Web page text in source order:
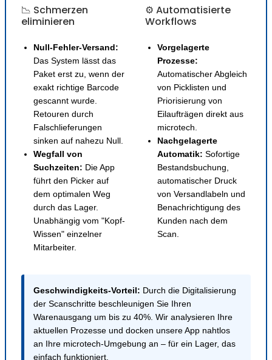
📉 Schmerzen
eliminieren
Null-Fehler-Versand:
Das System lässt das
Paket erst zu, wenn der
exakt richtige Barcode
gescannt wurde.
Retouren durch
Falschlieferungen
sinken auf nahezu Null.
Wegfall von
Suchzeiten: Die App
führt den Picker auf
dem optimalen Weg
durch das Lager.
Unabhängig vom "Kopf-
Wissen" einzelner
Mitarbeiter.
⚙️ Automatisierte
Workflows
Vorgelagerte
Prozesse:
Automatischer Abgleich
von Picklisten und
Priorisierung von
Eilaufträgen direkt aus
microtech.
Nachgelagerte
Automatik: Sofortige
Bestandsbuchung,
automatischer Druck
von Versandlabeln und
Benachrichtigung des
Kunden nach dem
Scan.
Geschwindigkeits-Vorteil: Durch die Digitalisierung
der Scanschritte beschleunigen Sie Ihren
Warenausgang um bis zu 40%. Wir analysieren Ihre
aktuellen Prozesse und docken unsere App nahtlos
an Ihre microtech-Umgebung an – für ein Lager, das
einfach funktioniert.